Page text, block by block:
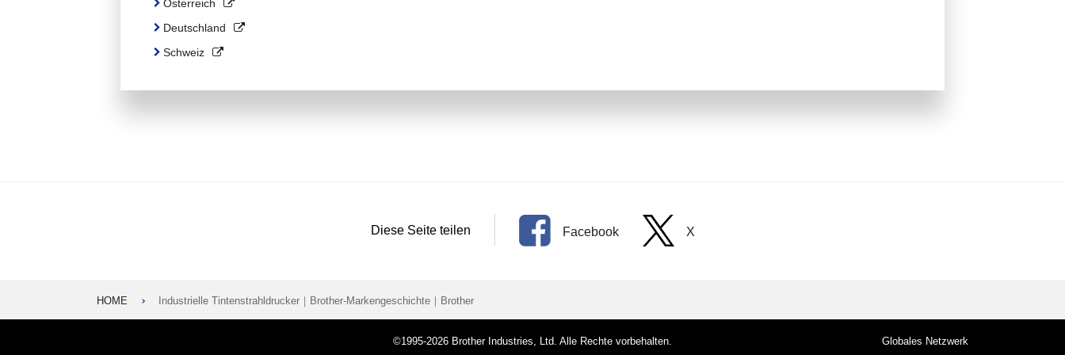
Österreich
Deutschland
Schweiz
Diese Seite teilen Facebook X
HOME Industrielle Tintenstrahldrucker｜Brother-Markengeschichte｜Brother
©1995-2026 Brother Industries, Ltd. Alle Rechte vorbehalten. Globales Netzwerk